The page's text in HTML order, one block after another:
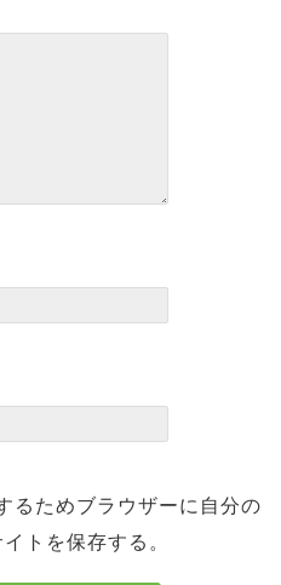
るためブラウザーに自分の
トを保存する。